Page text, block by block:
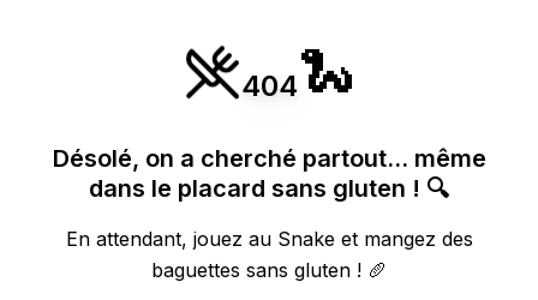
404🐍
Désolé, on a cherché partout... même
dans le placard sans gluten ! 🔍
En attendant, jouez au Snake et mangez des
baguettes sans gluten ! 🥖